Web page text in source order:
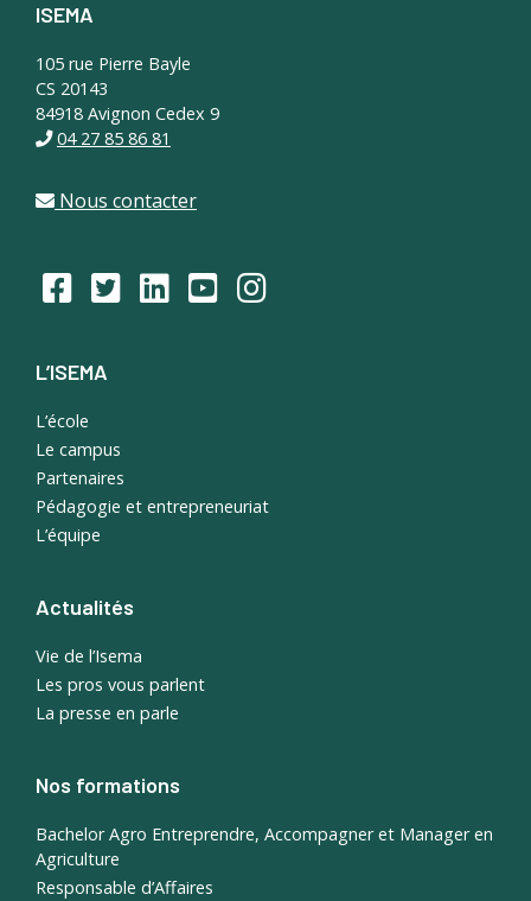
Footer
ISEMA
105 rue Pierre Bayle
CS 20143
84918 Avignon Cedex 9
04 27 85 86 81
Nous contacter
L’ISEMA
L’école
Le campus
Partenaires
Pédagogie et entrepreneuriat
L’équipe
Actualités
Vie de l’Isema
Les pros vous parlent
La presse en parle
Nos formations
Bachelor Agro Entreprendre, Accompagner et Manager en
Agriculture
Responsable d’Affaires